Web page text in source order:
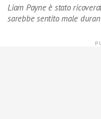
Liam Payne è stato
sarebbe sentito male